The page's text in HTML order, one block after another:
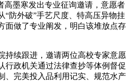
高墨寒发出专业征询邀请，意愿者
“防外破”手艺尺度、特高压异物挂
面做了专业阐发，明白该堆放点存
续跟进，邀请两位高校专家意愿
行政机关通过法律查抄等体例督促
、完美投入品利用记实、规范水产